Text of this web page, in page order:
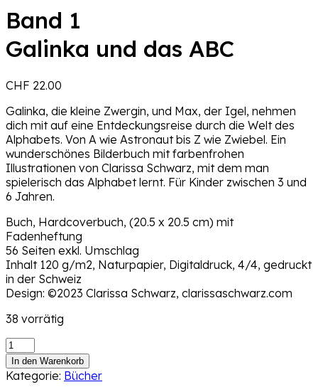
Band 1
Galinka und das ABC
CHF 22.00
Galinka, die kleine Zwergin, und Max, der Igel, nehmen
dich mit auf eine Entdeckungsreise durch die Welt des
Alphabets. Von A wie Astronaut bis Z wie Zwiebel. Ein
wunderschönes Bilderbuch mit farbenfrohen
Illustrationen von Clarissa Schwarz, mit dem man
spielerisch das Alphabet lernt. Für Kinder zwischen 3 und
6 Jahren.
Buch, Hardcoverbuch, (20.5 x 20.5 cm) mit
Fadenheftung
56 Seiten exkl. Umschlag
Inhalt 120 g/m2, Naturpapier, Digitaldruck, 4/4, gedruckt
in der Schweiz
Design: ©2023 Clarissa Schwarz, clarissaschwarz.com
38 vorrätig
Band
1Galinka
und
In den Warenkorb
Kategorie: Bücher